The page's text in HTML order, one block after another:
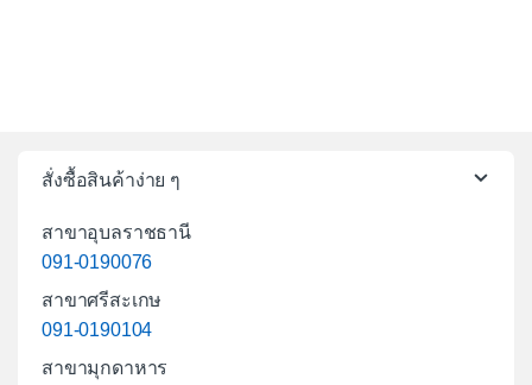
สั่งซื้อสินค้าง่าย ๆ
สาขาอุบลราชธานี
091-0190076
สาขาศรีสะเกษ
091-0190104
สาขามุกดาหาร